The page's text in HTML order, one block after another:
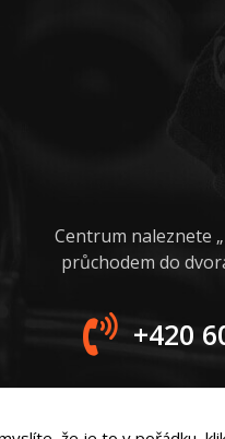
Centrum naleznete
průchodem do
+420